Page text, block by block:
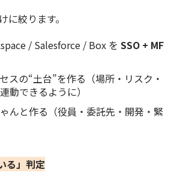
に絞ります。
/ Salesforce / Box をSSO + MF
スの“土台”を作る（場所・リスク・
動できるように）
んと作る（役員・委託先・開発・緊
る」判定